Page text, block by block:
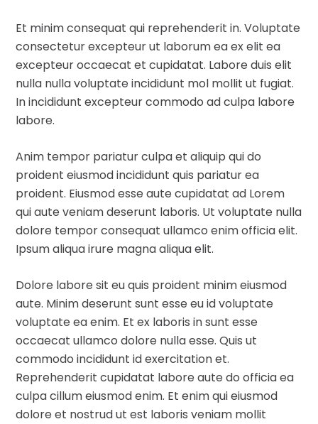
Et minim consequat qui reprehenderit in. Voluptate
consectetur excepteur ut laborum ea ex elit ea
excepteur occaecat et cupidatat. Labore duis elit
nulla nulla voluptate incididunt mol mollit ut fugiat.
In incididunt excepteur commodo ad culpa labore
labore.
Anim tempor pariatur culpa et aliquip qui do
proident eiusmod incididunt quis pariatur ea
proident. Eiusmod esse aute cupidatat ad Lorem
qui aute veniam deserunt laboris. Ut voluptate nulla
dolore tempor consequat ullamco enim officia elit.
Ipsum aliqua irure magna aliqua elit.
Dolore labore sit eu quis proident minim eiusmod
aute. Minim deserunt sunt esse eu id voluptate
voluptate ea enim. Et ex laboris in sunt esse
occaecat ullamco dolore nulla esse. Quis ut
commodo incididunt id exercitation et.
Reprehenderit cupidatat labore aute do officia ea
culpa cillum eiusmod enim. Et enim qui eiusmod
dolore et nostrud ut est laboris veniam mollit